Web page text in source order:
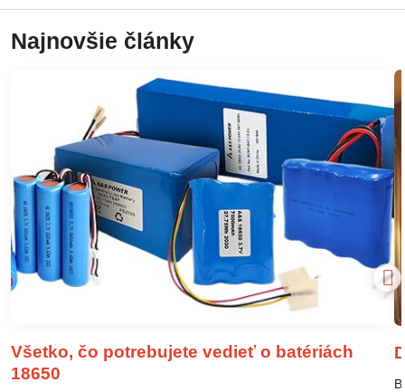
Najnovšie články
Všetko, čo potrebujete vedieť o batériách
18650